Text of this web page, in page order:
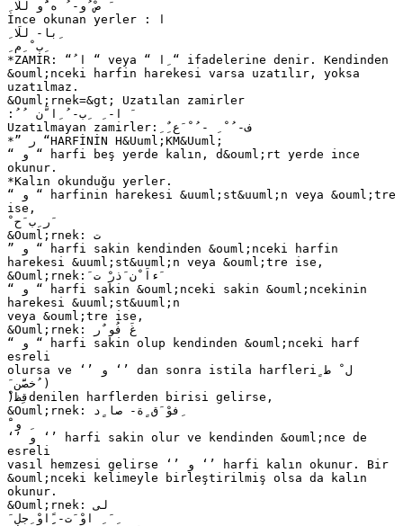
İnce okunan yerler : ‫ا‬
*ZAMİR: “ ُ‫ “ ا‬veya “ ‫ “ ِا‬ifadelerine denir. Kendinden
&ouml;nceki harfin harekesi varsa uzatılır, yoksa
uzatılmaz.
&Ouml;rnek=&gt; Uzatılan zamirler
: ُ ُ ‫ َ ا‬- ِ ‫ ِب‬- ُ ‫ِا َّن‬
Uzatılmayan zamirler: ِ ٌِ‫ ف‬- ُ ْ ِ - ُ ْ ‫َع‬
*” ‫“ ر‬HARFİNİN H&Uuml;KM&Uuml;
“ ‫ “ و‬harfi beş yerde kalın, d&ouml;rt yerde ince
okunur.
*Kalın okunduğu yerler.
“ ‫ “ و‬harfinin harekesi &uuml;st&uuml;n veya &ouml;tre
ise,
ْ ‫َر ِب َح‬
&Ouml;rnek: ‫ت‬
” ‫ “ و‬harfi sakin kendinden &ouml;nceki harfin
harekesi &uuml;st&uuml;n veya &ouml;tre ise,
&Ouml;rnek: َ‫َءاَ ْن َذرْ ت‬
“ ‫ “ و‬harfi sakin &ouml;nceki sakin &ouml;ncekinin
harekesi &uuml;st&uuml;n
veya &ouml;tre ise,
&Ouml;rnek: ‫غَ فُو ٌر‬
“ ‫ “ و‬harfi sakin olup kendinden &ouml;nceki harf
esreli
olursa ve ‘’ ‫ ’‘ و‬dan sonra istila harfleri ٍ‫ل ْ ط‬
َ ‫( ُخصَّن‬
ْ)‫قِظ‬denilen harflerden birisi gelirse,
&Ouml;rnek: ‫ ِفوْ َق ٍة‬- ‫صا ٍد‬
َ ْ‫ِ و‬
‘’ ‫ ’‘ و‬harfi sakin olur ve kendinden &ouml;nce de
esreli
vasıl hemzesi gelirse ‘’ ‫ ’‘ و‬harfi kalın okunur. Bir
&ouml;nceki kelimeyle birleştirilmiş olsa da kalın
okunur.
&Ouml;rnek: ‫لى‬
َ ‫ ِ َ ِ اوْ َت‬- ًِ‫ِاوْ ِجل‬